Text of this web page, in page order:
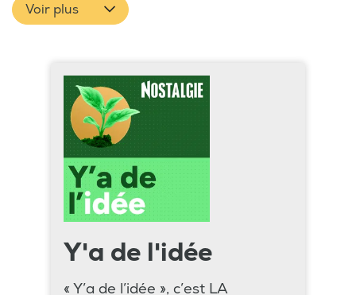
Voir plus
Y'a de l'idée
« Y’a de l’idée », c’est LA